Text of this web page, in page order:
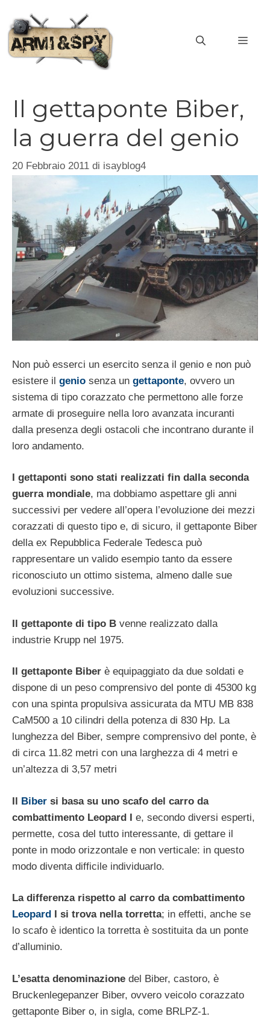
contenuto
Il gettaponte Biber,
la guerra del genio
20 Febbraio 2011 di isayblog4
Non può esserci un esercito senza il genio e non può
esistere il genio senza un gettaponte, ovvero un
sistema di tipo corazzato che permettono alle forze
armate di proseguire nella loro avanzata incuranti
dalla presenza degli ostacoli che incontrano durante il
loro andamento.
I gettaponti sono stati realizzati fin dalla seconda
guerra mondiale, ma dobbiamo aspettare gli anni
successivi per vedere all’opera l’evoluzione dei mezzi
corazzati di questo tipo e, di sicuro, il gettaponte Biber
della ex Repubblica Federale Tedesca può
rappresentare un valido esempio tanto da essere
riconosciuto un ottimo sistema, almeno dalle sue
evoluzioni successive.
Il gettaponte di tipo B venne realizzato dalla
industrie Krupp nel 1975.
Il gettaponte Biber è equipaggiato da due soldati e
dispone di un peso comprensivo del ponte di 45300 kg
con una spinta propulsiva assicurata da MTU MB 838
CaM500 a 10 cilindri della potenza di 830 Hp. La
lunghezza del Biber, sempre comprensivo del ponte, è
di circa 11.82 metri con una larghezza di 4 metri e
un’altezza di 3,57 metri
Il Biber si basa su uno scafo del carro da
combattimento Leopard I e, secondo diversi esperti,
permette, cosa del tutto interessante, di gettare il
ponte in modo orizzontale e non verticale: in questo
modo diventa difficile individuarlo.
La differenza rispetto al carro da combattimento
Leopard
I si trova nella torretta; in effetti, anche se
lo scafo è identico la torretta è sostituita da un ponte
d’alluminio.
L’esatta denominazione del Biber, castoro, è
Bruckenlegepanzer Biber, ovvero veicolo corazzato
gettaponte Biber o, in sigla, come BRLPZ-1.